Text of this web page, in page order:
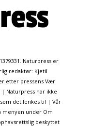
Naturpress er
redaktør: Kjetil
etter pressens Vær
| Naturpress har ikke
det lenkes til | Vår
menyen under Om
beskyttet